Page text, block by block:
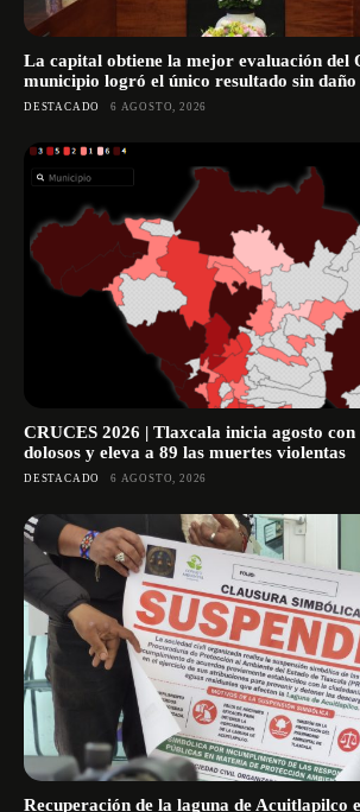
La capital obtiene la mejor evaluación del
municipio logró el único resultado sin
DESTACADO 6 AGOSTO, 2026
CRUCES 2026 | Tlaxcala inicia agosto con
dolosos y eleva a 89 las muertes violentas
DESTACADO 6 AGOSTO, 2026
Recuperación de la laguna de Acuitlapilco